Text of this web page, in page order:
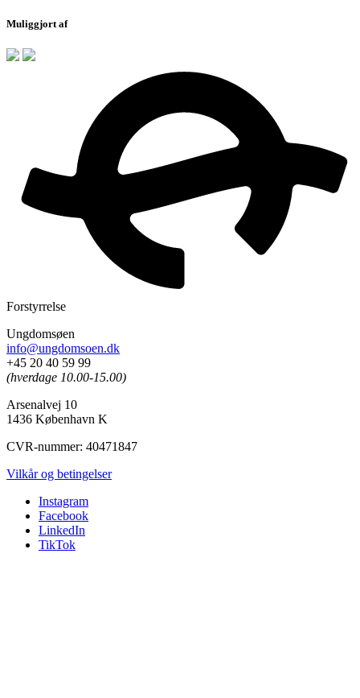
Muliggjort af
Forstyrrelse
Ungdomsøen
info@ungdomsoen.dk
+45 20 40 59 99
(hverdage 10.00-15.00)
Arsenalvej 10
1436 København K
CVR-nummer: 40471847
Vilkår og betingelser
Instagram
Facebook
LinkedIn
TikTok